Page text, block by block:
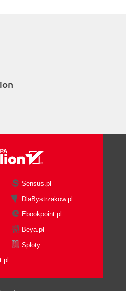
Sensus.pl
DlaBystrzakow.pl
Ebookpoint.pl
Beya.pl
Sploty